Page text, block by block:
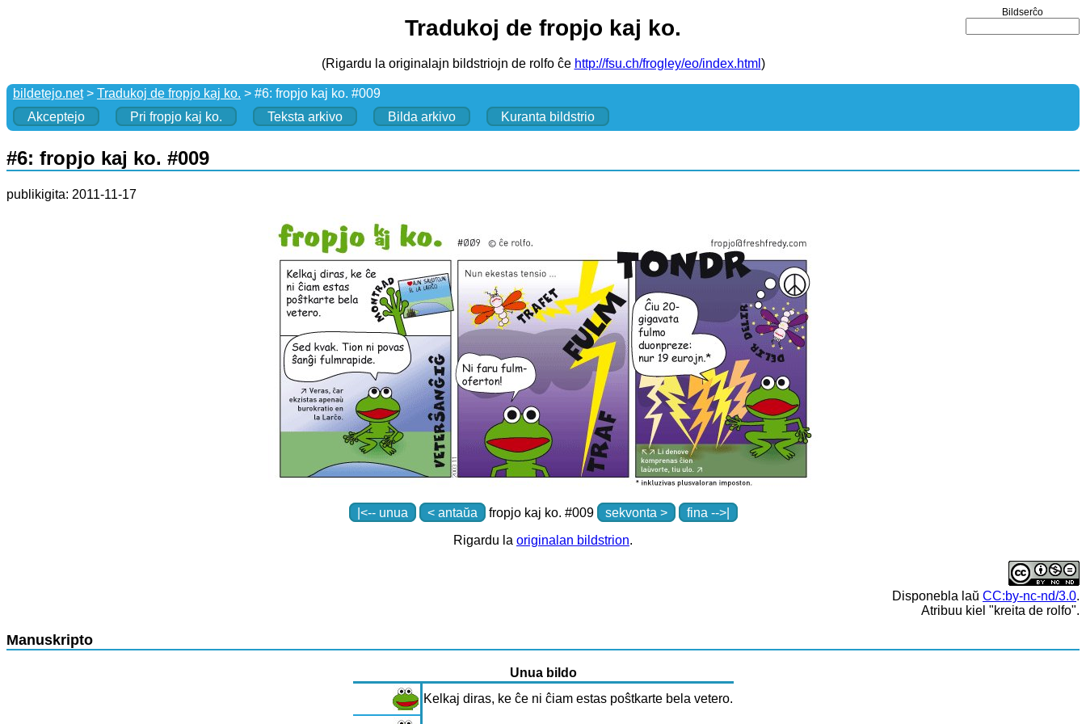
Bildserĉo
Tradukoj de fropjo kaj ko.
(Rigardu la originalajn bildstriojn de rolfo ĉe http://fsu.ch/frogley/eo/index.html )
bildetejo.net> Tradukoj de fropjo kaj ko. > #6: fropjo kaj ko. #009
Akceptejo
Pri fropjo kaj ko. Teksta arkivo Bilda arkivo Kuranta bildstrio
#6: fropjo kaj ko. #009
publikigita: 2011-11-17
|<-- unua < antaŭa fropjo kaj ko. #009 sekvonta >
fina -->|
Rigardu la originalan bildstrion.
Disponebla laŭ CC:by-nc-nd/3.0.
Atribuu kiel "kreita de rolfo".
Manuskripto
Unua bildo
Kelkaj diras, ke ĉe ni ĉiam estas poŝtkarte bela vetero.